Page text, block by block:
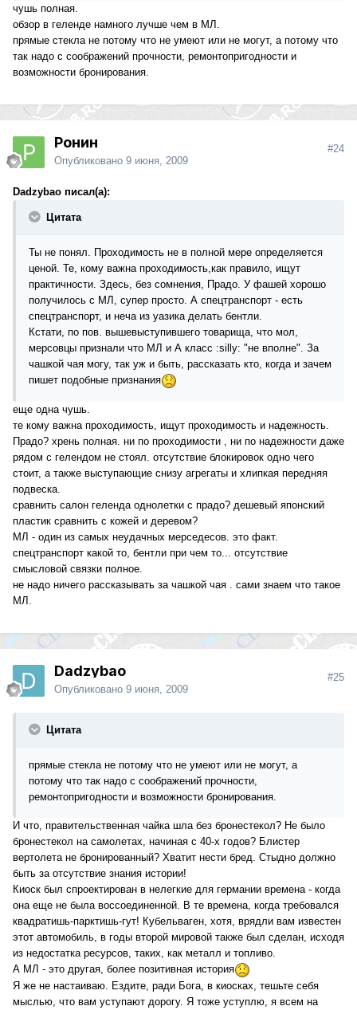
чушь полная.
обзор в геленде намного лучше чем в МЛ.
прямые стекла не потому что не умеют или не могут, а потому что
так надо с соображений прочности, ремонтопригодности и
возможности бронирования.
Ронин
Опубликовано 9 июня, 2009
#24
Dadzybao писал(а):
Цитата
Ты не понял. Проходимость не в полной мере определяется
ценой. Те, кому важна проходимость,как правило, ищут
практичности. Здесь, без сомнения, Прадо. У фашей хорошо
получилось с МЛ, супер просто. А спецтранспорт - есть
спецтранспорт, и неча из уазика делать бентли.
Кстати, по пов. вышевыступившего товарища, что мол,
мерсовцы признали что МЛ и А класс :silly: "не вполне". За
чашкой чая могу, так уж и быть, рассказать кто, когда и зачем
пишет подобные признания
еще одна чушь.
те кому важна проходимость, ищут проходимость и надежность.
Прадо? хрень полная. ни по проходимости , ни по надежности даже
рядом с гелендом не стоял. отсутствие блокировок одно чего
стоит, а также выступающие снизу агрегаты и хлипкая передняя
подвеска.
сравнить салон геленда однолетки с прадо? дешевый японский
пластик сравнить с кожей и деревом?
МЛ - один из самых неудачных мерседесов. это факт.
спецтранспорт какой то, бентли при чем то... отсутствие
смысловой связки полное.
не надо ничего рассказывать за чашкой чая . сами знаем что такое
МЛ.
Dadzybao
Опубликовано 9 июня, 2009
#25
Цитата
прямые стекла не потому что не умеют или не могут, а
потому что так надо с соображений прочности,
ремонтопригодности и возможности бронирования.
И что, правительственная чайка шла без бронестекол? Не было
бронестекол на самолетах, начиная с 40-х годов? Блистер
вертолета не бронированный? Хватит нести бред. Стыдно должно
быть за отсутствие знания истории!
Киоск был спроектирован в нелегкие для германии времена - когда
она еще не была воссоединенной. В те времена, когда требовался
квадратишь-парктишь-гут! Кубельваген, хотя, врядли вам известен
этот автомобиль, в годы второй мировой также был сделан, исходя
из недостатка ресурсов, таких, как металл и топливо.
А МЛ - это другая, более позитивная история
Я же не настаиваю. Ездите, ради Бога, в киосках, тешьте себя
мыслью, что вам уступают дорогу. Я тоже уступлю, я всем на